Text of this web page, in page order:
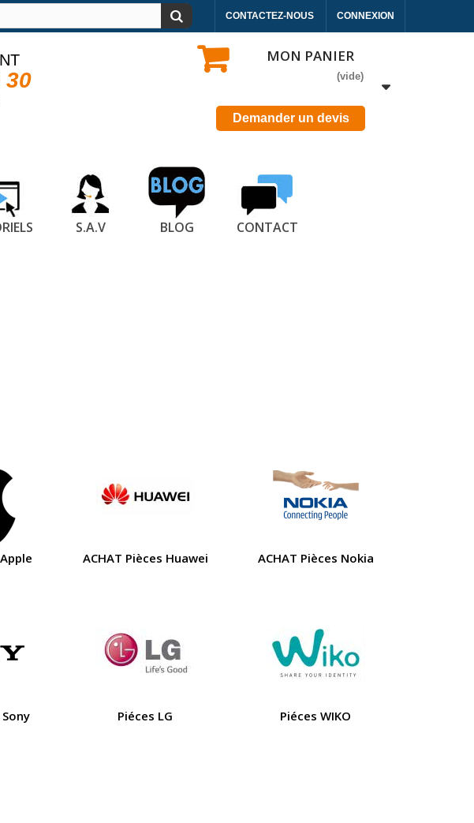
CONNEXION
CONTACTEZ-NOUS
30
MON PANIER
(vide)
Demander un devis
S.A.V BLOG CONTACT
ACHAT Pièces Huawei ACHAT Pièces Nokia
Piéces LG Piéces WIKO